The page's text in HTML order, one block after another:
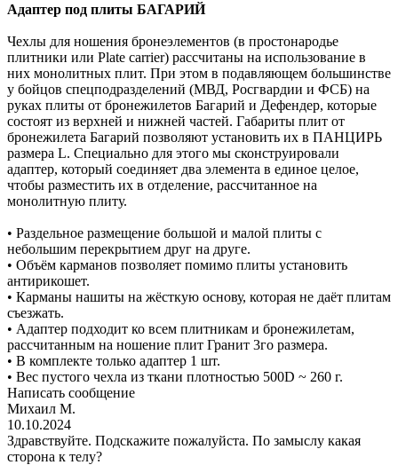
Адаптер под плиты БАГАРИЙ
Чехлы для ношения бронеэлементов (в простонародье
плитники или Plate carrier) рассчитаны на использование в
них монолитных плит. При этом в подавляющем большинстве
у бойцов спецподразделений (МВД, Росгвардии и ФСБ) на
руках плиты от бронежилетов Багарий и Дефендер, которые
состоят из верхней и нижней частей. Габариты плит от
бронежилета Багарий позволяют установить их в ПАНЦИРЬ
размера L. Специально для этого мы сконструировали
адаптер, который соединяет два элемента в единое целое,
чтобы разместить их в отделение, рассчитанное на
монолитную плиту.
• Раздельное размещение большой и малой плиты с
небольшим перекрытием друг на друге.
• Объём карманов позволяет помимо плиты установить
антирикошет.
• Карманы нашиты на жёсткую основу, которая не даёт плитам
съезжать.
• Адаптер подходит ко всем плитникам и бронежилетам,
рассчитанным на ношение плит Гранит 3го размера.
• В комплекте только адаптер 1 шт.
• Вес пустого чехла из ткани плотностью 500D ~ 260 г.
Написать сообщение
Михаил М.
10.10.2024
Здравствуйте. Подскажите пожалуйста. По замыслу какая
сторона к телу?